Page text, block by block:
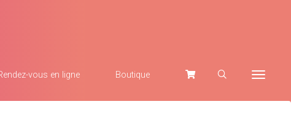
vous en ligne Boutique